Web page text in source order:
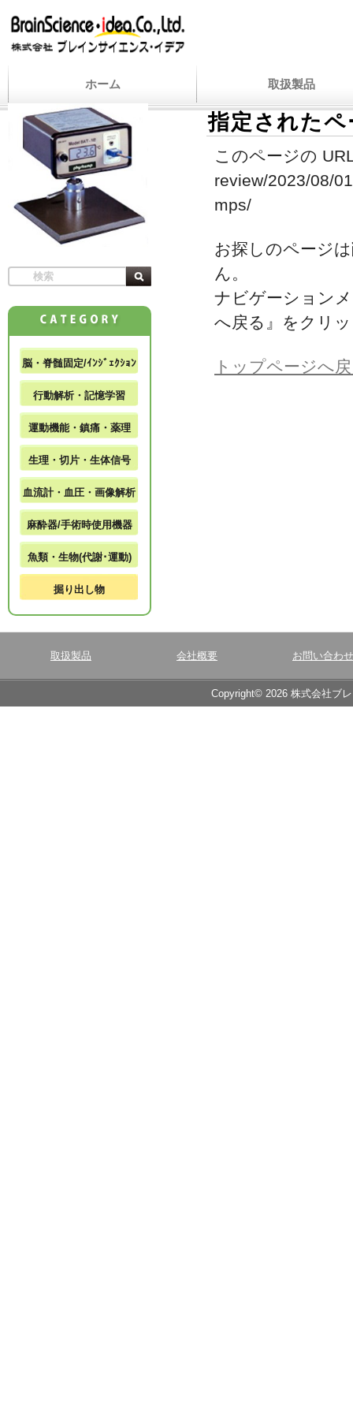
ホーム 取扱製品
指定された
このページの
review/2023/08/
mps/
お探しのページ
ん。
ナビゲーション
へ戻る』をクリ
トップページへ
脳・脊髄固定/ｲﾝｼﾞｪｸｼｮﾝ
行動解析・記憶学習
運動機能・鎮痛・薬理
生理・切片・生体信号
血流計・血圧・画像解析
麻酔器/手術時使用機器
魚類・生物(代謝･運動)
掘り出し物
取扱製品 会社概要 お問い合わせ
Copyright© 2026 株式会社ブ